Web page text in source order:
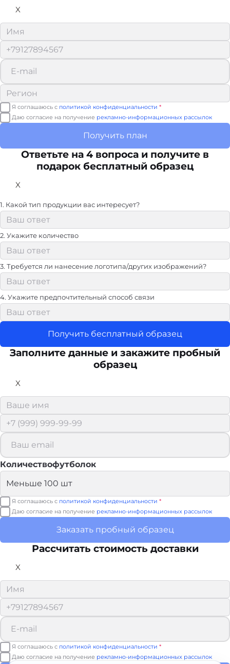
X
Я соглашаюсь с политикой конфиденциальности *
Даю согласие на получение рекламно-информационных рассылок
Получить план
Ответьте на 4 вопроса и получите в
подарок бесплатный образец
X
1. Какой тип продукции вас интересует?
2. Укажите количество
3. Требуется ли нанесение логотипа/других изображений?
4. Укажите предпочтительный способ связи
Получить бесплатный образец
Заполните данные и закажите пробный
образец
X
Количествофутболок
Я соглашаюсь с политикой конфиденциальности *
Даю согласие на получение рекламно-информационных рассылок
Заказать пробный образец
Рассчитать стоимость доставки
X
Я соглашаюсь с политикой конфиденциальности *
Даю согласие на получение рекламно-информационных рассылок